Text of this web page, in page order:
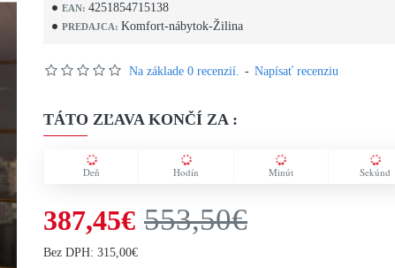
EAN: 4251854715138
PREDAJCA: Komfort-nábytok-Žilina
Na základe 0 recenzií. - Napísať recenziu
TÁTO ZĽAVA KONČÍ ZA :
Deň Hodín Minút Sekúnd
387,45€ 553,50€
Bez DPH: 315,00€